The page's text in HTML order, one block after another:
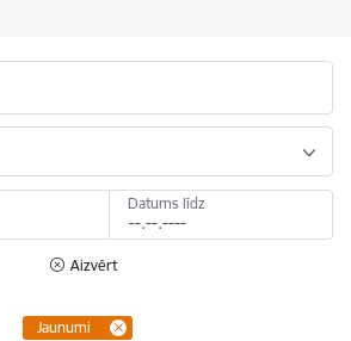
Datums līdz
Aizvērt
Jaunumi